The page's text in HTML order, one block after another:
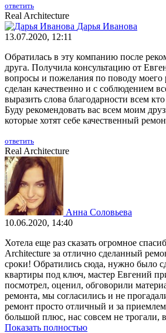
ответить
Real Architecture
Дарья Иванова
13.07.2020, 12:11
Обратилась в эту компанию после
друга. Получила консультацию от
вопросы и пожелания по поводу
сделан качественно и с соблюдением
выразить слова благодарности всем
Буду рекомендовать вас всем моим
которые хотят себе качественный
ответить
Real Architecture
Анна Соловьева
10.06.2020, 14:40
Хотела еще раз сказать огромное
Architecture за отлично сделанный
сроки! Обратились сюда, нужно было
квартиры под ключ, мастер Евгений
посмотрел, оценил, обговорили
ремонта, мы согласились и не
ремонт просто отличный и за
большой плюс, нас совсем не трогали,
Показать полностью